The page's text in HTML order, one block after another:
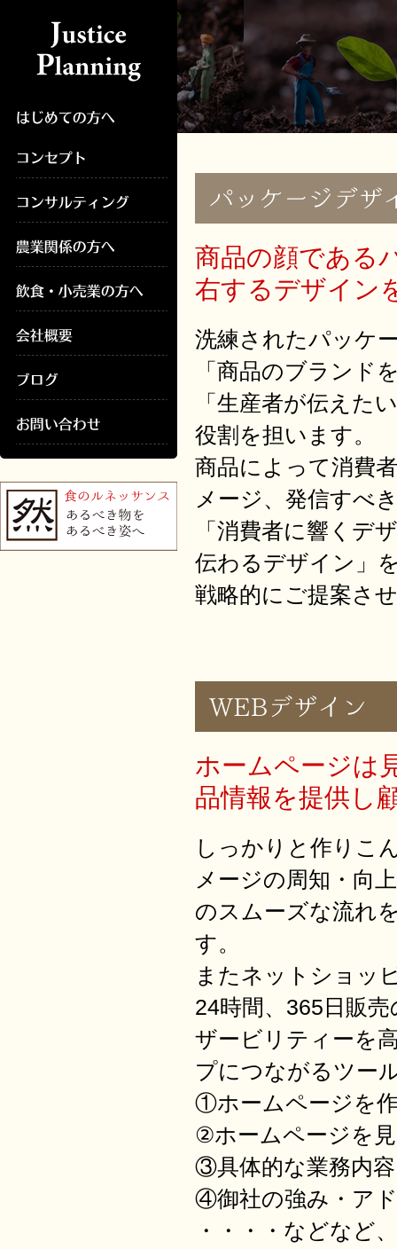
商品の顔である
右するデザイン
洗練されたパッケ
「商品のブランド
「生産者が伝えた
役割を担います。
商品によって消費
メージ、発信すべ
「消費者に響くデ
伝わるデザイン」
戦略的にご提案さ
ホームページは
品情報を提供し
しっかりと作りこ
メージの周知・向
のスムーズな流れ
す。
またネットショッ
24時間、365日販
ザービリティーを
プにつながるツー
①ホームページを
②ホームページを
③具体的な業務内容
④御社の強み・ア
・・・・などなど